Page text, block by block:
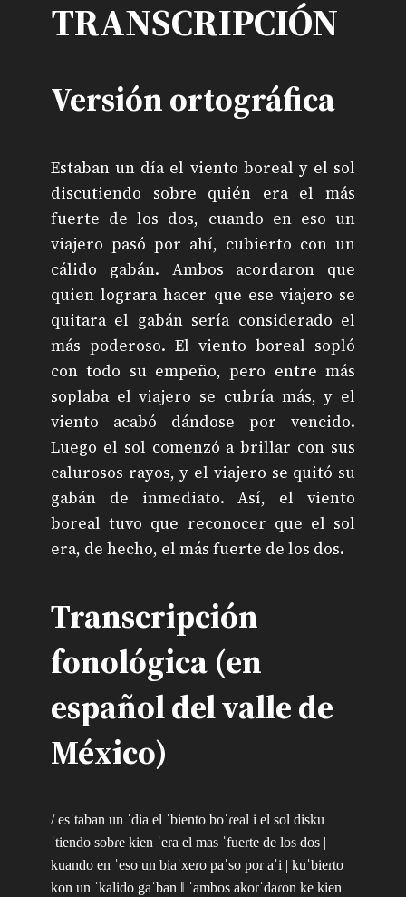
TRANSCRIPCIÓN
Versión ortográfica
Estaban un día el viento boreal y el sol
discutiendo sobre quién era el más
fuerte de los dos, cuando en eso un
viajero pasó por ahí, cubierto con un
cálido gabán. Ambos acordaron que
quien lograra hacer que ese viajero se
quitara el gabán sería considerado el
más poderoso. El viento boreal sopló
con todo su empeño, pero entre más
soplaba el viajero se cubría más, y el
viento acabó dándose por vencido.
Luego el sol comenzó a brillar con sus
calurosos rayos, y el viajero se quitó su
gabán de inmediato. Así, el viento
boreal tuvo que reconocer que el sol
era, de hecho, el más fuerte de los dos.
Transcripción
fonológica (en
español del valle de
México)
/ esˈtaban un ˈdia el ˈbiento boˈɾeal i el sol disku
ˈtiendo sobɾe kien ˈeɾa el mas ˈfueɾte de los dos |
kuando en ˈeso un biaˈxeɾo paˈso poɾ aˈi | kuˈbieɾto
kon un ˈkalido gaˈban ‖ ˈambos akoɾˈdaɾon ke kien